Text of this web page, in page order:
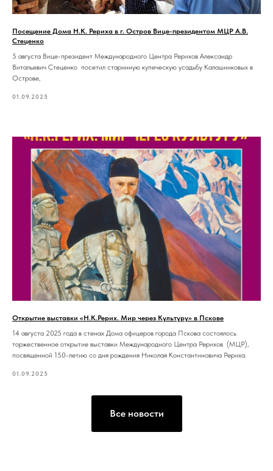
Посещение Дома Н.К. Рериха в г. Остров Вице-президентом МЦР А.В.
Стеценко
5 августа Вице-президент Международного Центра Рерихов Александр
Витальевич Стеценко посетил старинную купеческую усадьбу Калашниковых в
Острове,
01.09.2025
Открытие выставки «Н.К.Рерих. Мир через Культуру» в Пскове
14 августа 2025 года в стенах Дома офицеров города Пскова состоялось
торжественное открытие выставки Международного Центра Рерихов (МЦР),
посвященной 150-летию со дня рождения Николая Константиновича Рериха.
01.09.2025
Все новости